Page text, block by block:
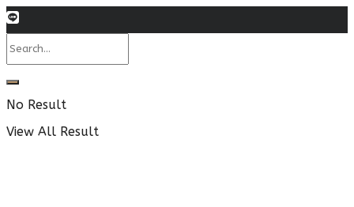
No Result
View All Result